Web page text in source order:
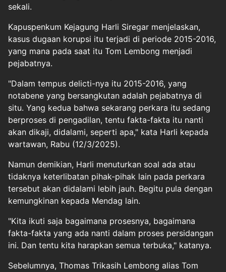
sekali.
Kapuspenkum Kejagung Harli Siregar menjelaskan,
kasus dugaan korupsi itu terjadi di periode 2015-2016,
yang mana pada saat itu Tom Lembong menjadi
pejabatnya.
"Dalam tempus delicti-nya itu 2015-2016, yang
notabene yang bersangkutan adalah pejabatnya di
situ. Yang kedua bahwa sekarang perkara itu sedang
berproses di pengadilan, tentu fakta-fakta itu nanti
akan dikaji, didalami, seperti apa," kata Harli kepada
wartawan, Rabu (12/3/2025).
Namun demikian, Harli menuturkan soal ada atau
tidaknya keterlibatan pihak-pihak lain pada perkara
tersebut akan didalami lebih jauh. Begitu pula dengan
kemungkinan kepada Mendag lain.
"Kita ikuti saja bagaimana prosesnya, bagaimana
fakta-fakta yang ada nanti dalam proses persidangan
ini. Dan tentu kita harapkan semua terbuka," katanya.
Sebelumnya, Thomas Trikasih Lembong alias Tom